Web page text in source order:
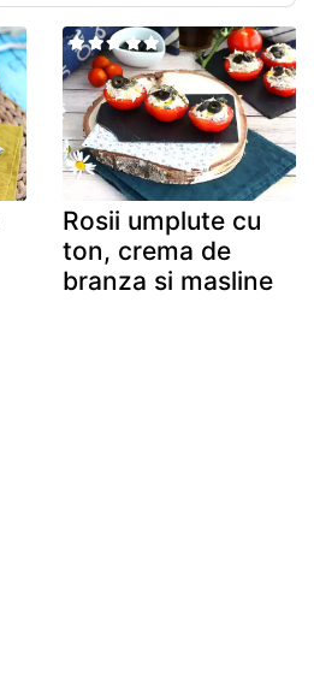
Rosii umplute cu
ton, crema de
branza si masline